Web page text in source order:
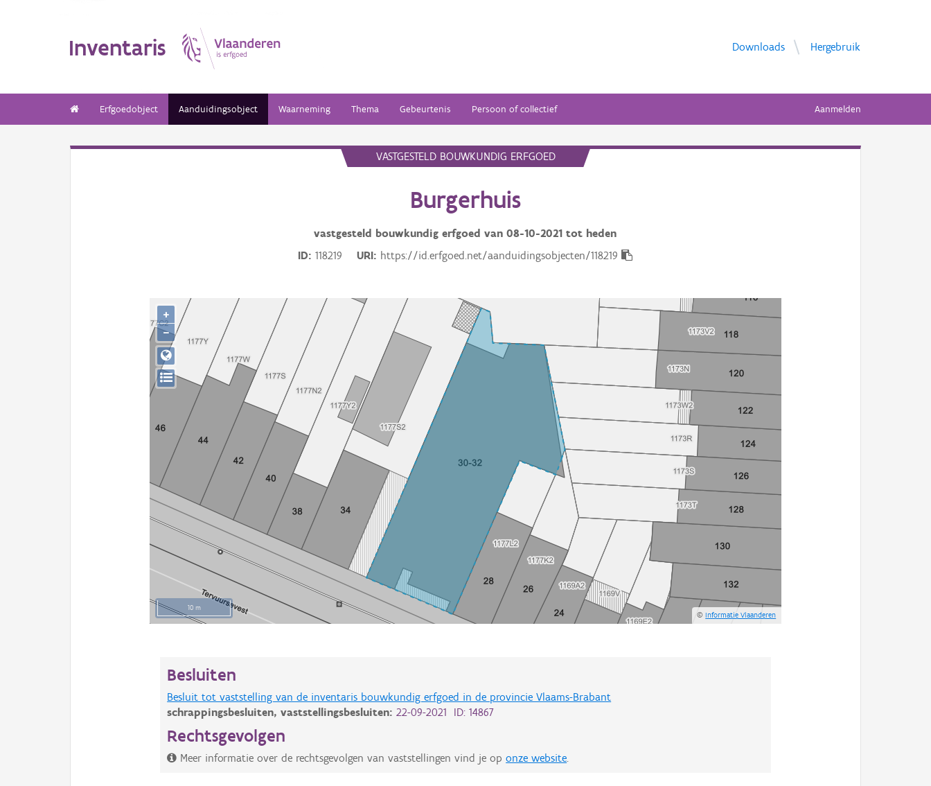
Inventaris Downloads Hergebruik
Erfgoedobject Aanduidingsobject Waarneming Thema Gebeurtenis Persoon of collectief Aanmelden
VASTGESTELD BOUWKUNDIG ERFGOED
Burgerhuis
vastgesteld bouwkundig erfgoed van08-10-2021 tot heden
ID
118219 URI https://id.erfgoed.net/aanduidingsobjecten/118219
10 m
©Informatie Vlaanderen
+
−
Besluiten
Besluit tot vaststelling van de inventaris bouwkundig erfgoed in de provincie Vlaams-Brabant
schrappingsbesluiten,vaststellingsbesluiten:22-09-2021 ID: 14867
Rechtsgevolgen
Meer informatie over de rechtsgevolgen van vaststellingen vind je oponze website.